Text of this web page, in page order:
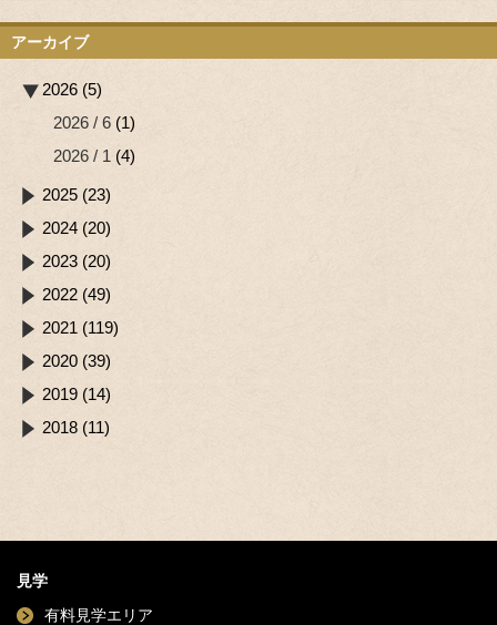
アーカイブ
2026 (5)
2026 / 6 (1)
2026 / 1 (4)
2025 (23)
2024 (20)
2023 (20)
2022 (49)
2021 (119)
2020 (39)
2019 (14)
2018 (11)
見学
有料見学エリア